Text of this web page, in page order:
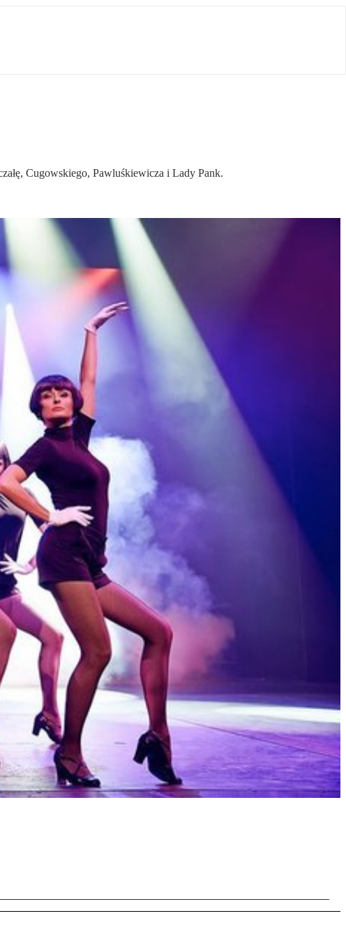
Cugowskiego, Pawluśkiewicza i Lady Pank.